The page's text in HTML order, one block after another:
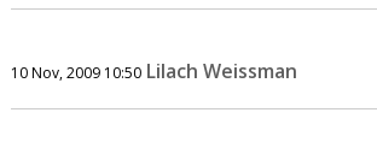
10 Nov, 2009 10:50 Lilach Weissman